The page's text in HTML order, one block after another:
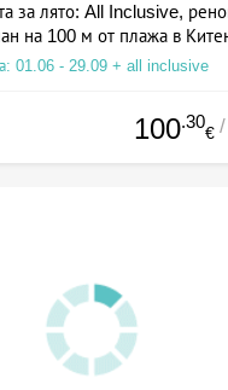
за лято: All Inclusive,
на 100 м от плажа в
01.06 - 29.09 + all inclusive
100.30
€ /